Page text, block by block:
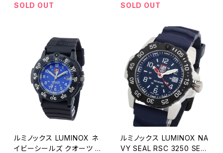
SOLD OUT
ト
SOLD OUT
ルミノックス LUMINOX ネ
イビーシールズ クオーツ メ
ルミノックス LUMINOX NA
VY SEAL RSC 3250 SERI